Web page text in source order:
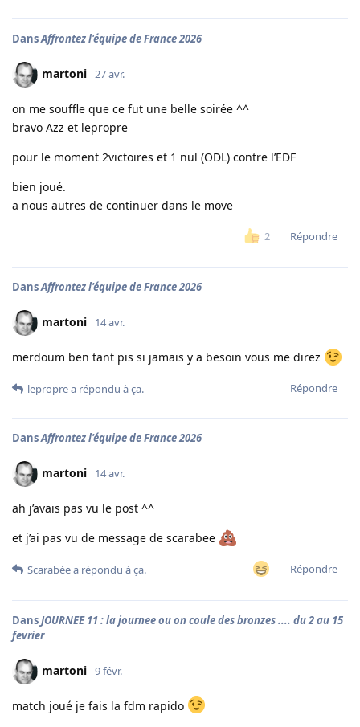
DansAffrontez l'équipe de France 2026
martoni 27 avr.
on me souffle que ce fut une belle soirée ^^
bravo Azz et lepropre
pour le moment 2victoires et 1 nul (ODL) contre l’EDF
bien joué.
a nous autres de continuer dans le move
2 Répondre
DansAffrontez l'équipe de France 2026
martoni 14 avr.
merdoum ben tant pis si jamais y a besoin vous me direz
Répondre
leproprea répondu à ça.
DansAffrontez l'équipe de France 2026
martoni 14 avr.
ah j’avais pas vu le post ^^
et j’ai pas vu de message de scarabee
Répondre
Scarabéea répondu à ça.
DansJOURNEE 11 : la journee ou on coule des bronzes .... du 2 au 15
fevrier
martoni 9 févr.
match joué je fais la fdm rapido